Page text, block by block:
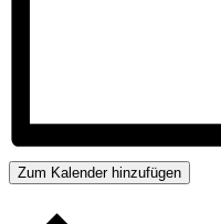
Zum Kalender hinzufügen